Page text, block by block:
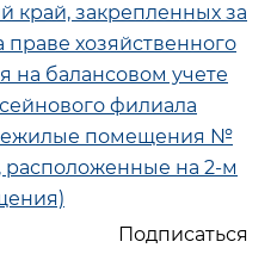
край, закрепленных за
хозяйственного
на балансовом учете
филиала
помещения №
расположенные на 2-м